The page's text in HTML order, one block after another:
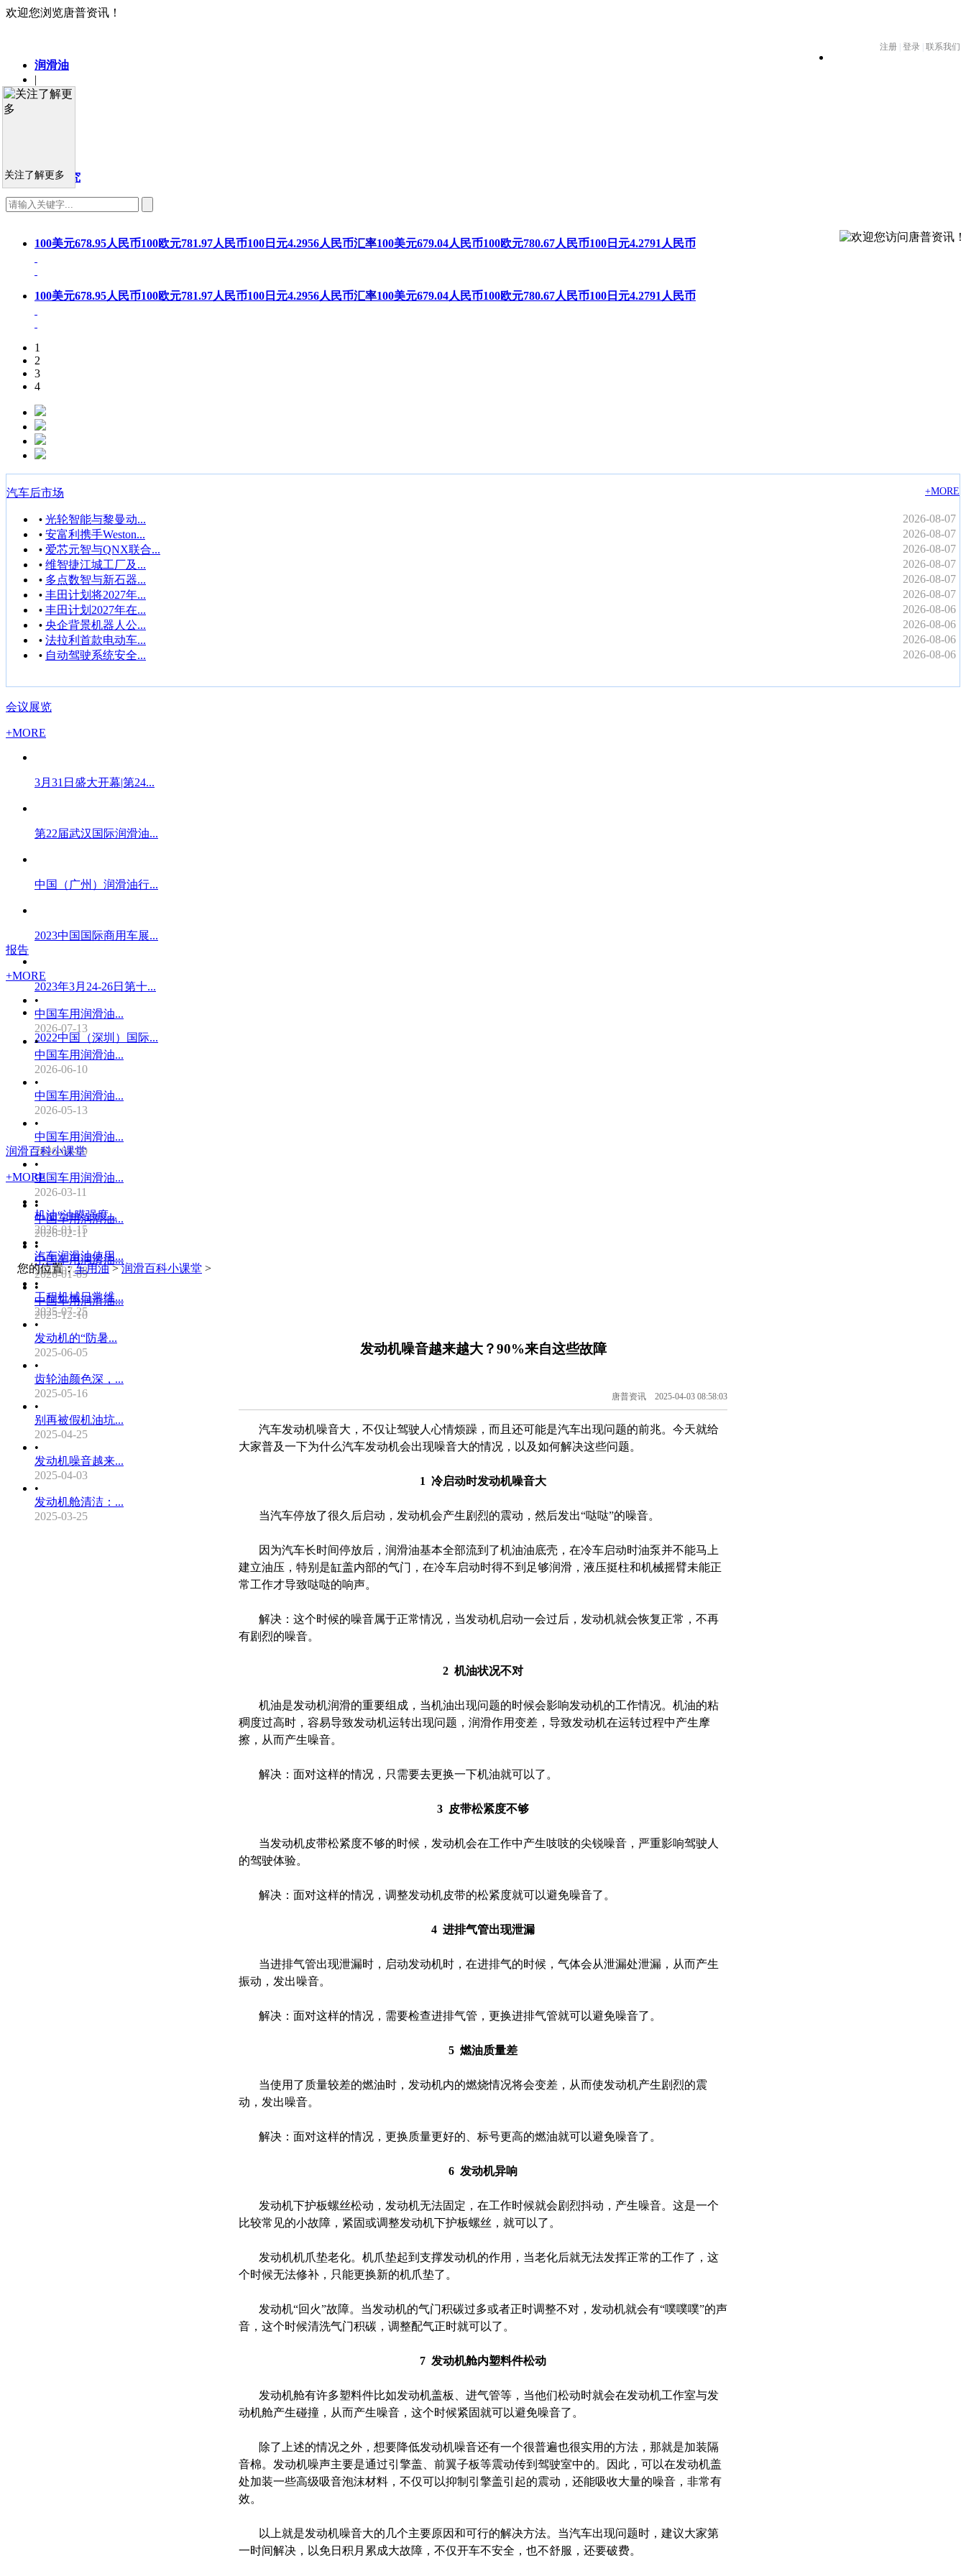
欢迎您浏览唐普资讯！
润滑油
|
基础油
市场研究
关注了解更多
100美元678.95人民币100欧元781.97人民币100日元4.2956人民币汇率100美元679.04人民币100欧元780.67人民币100日元4.2791人民币
100美元678.95人民币100欧元781.97人民币100日元4.2956人民币汇率100美元679.04人民币100欧元780.67人民币100日元4.2791人民币
1
2
3
4
汽车后市场 +MORE
• 光轮智能与黎曼动... 2026-08-07
• 安富利携手Weston... 2026-08-07
• 爱芯元智与QNX联合... 2026-08-07
• 维智捷江城工厂及... 2026-08-07
• 多点数智与新石器... 2026-08-07
• 丰田计划将2027年... 2026-08-07
• 丰田计划2027年在... 2026-08-06
• 央企背景机器人公... 2026-08-06
• 法拉利首款电动车... 2026-08-06
• 自动驾驶系统安全... 2026-08-06
会议展览
+MORE
3月31日盛大开幕|第24...
第22届武汉国际润滑油...
中国（广州）润滑油行...
2023中国国际商用车展...
2023年3月24-26日第十...
2022中国（深圳）国际...
报告
+MORE
•
中国车用润滑油...
2026-07-13
•
中国车用润滑油...
2026-06-10
•
中国车用润滑油...
2026-05-13
•
中国车用润滑油...
2026-04-09
•
中国车用润滑油...
2026-03-11
•
中国车用润滑油...
2026-02-11
•
中国车用润滑油...
2026-01-09
•
中国车用润滑油...
2025-12-10
润滑百科小课堂
+MORE
•
机油“油膜强度...
2026-01-15
•
汽车润滑油使用...
2025-07-28
•
工程机械日常维...
2025-07-25
•
发动机的“防暑...
2025-06-05
•
齿轮油颜色深，...
2025-05-16
•
别再被假机油坑...
2025-04-25
•
发动机噪音越来...
2025-04-03
•
发动机舱清洁：...
2025-03-25
您的位置：车用油>润滑百科小课堂 >
发动机噪音越来越大？90%来自这些故障
唐普资讯 2025-04-03 08:58:03
汽车发动机噪音大，不仅让驾驶人心情烦躁，而且还可能是汽车出现问题的前兆。今天就给
大家普及一下为什么汽车发动机会出现噪音大的情况，以及如何解决这些问题。
1 冷启动时发动机噪音大
当汽车停放了很久后启动，发动机会产生剧烈的震动，然后发出“哒哒”的噪音。
因为汽车长时间停放后，润滑油基本全部流到了机油油底壳，在冷车启动时油泵并不能马上
建立油压，特别是缸盖内部的气门，在冷车启动时得不到足够润滑，液压挺柱和机械摇臂未能正
常工作才导致哒哒的响声。
解决：这个时候的噪音属于正常情况，当发动机启动一会过后，发动机就会恢复正常，不再
有剧烈的噪音。
2 机油状况不对
机油是发动机润滑的重要组成，当机油出现问题的时候会影响发动机的工作情况。机油的粘
稠度过高时，容易导致发动机运转出现问题，润滑作用变差，导致发动机在运转过程中产生摩
擦，从而产生噪音。
解决：面对这样的情况，只需要去更换一下机油就可以了。
3 皮带松紧度不够
当发动机皮带松紧度不够的时候，发动机会在工作中产生吱吱的尖锐噪音，严重影响驾驶人
的驾驶体验。
解决：面对这样的情况，调整发动机皮带的松紧度就可以避免噪音了。
4 进排气管出现泄漏
当进排气管出现泄漏时，启动发动机时，在进排气的时候，气体会从泄漏处泄漏，从而产生
振动，发出噪音。
解决：面对这样的情况，需要检查进排气管，更换进排气管就可以避免噪音了。
5 燃油质量差
当使用了质量较差的燃油时，发动机内的燃烧情况将会变差，从而使发动机产生剧烈的震
动，发出噪音。
解决：面对这样的情况，更换质量更好的、标号更高的燃油就可以避免噪音了。
6 发动机异响
发动机下护板螺丝松动，发动机无法固定，在工作时候就会剧烈抖动，产生噪音。这是一个
比较常见的小故障，紧固或调整发动机下护板螺丝，就可以了。
发动机机爪垫老化。机爪垫起到支撑发动机的作用，当老化后就无法发挥正常的工作了，这
个时候无法修补，只能更换新的机爪垫了。
发动机“回火”故障。当发动机的气门积碳过多或者正时调整不对，发动机就会有“噗噗噗”的声
音，这个时候清洗气门积碳，调整配气正时就可以了。
7 发动机舱内塑料件松动
发动机舱有许多塑料件比如发动机盖板、进气管等，当他们松动时就会在发动机工作室与发
动机舱产生碰撞，从而产生噪音，这个时候紧固就可以避免噪音了。
除了上述的情况之外，想要降低发动机噪音还有一个很普遍也很实用的方法，那就是加装隔
音棉。发动机噪声主要是通过引擎盖、前翼子板等震动传到驾驶室中的。因此，可以在发动机盖
处加装一些高级吸音泡沫材料，不仅可以抑制引擎盖引起的震动，还能吸收大量的噪音，非常有
效。
以上就是发动机噪音大的几个主要原因和可行的解决方法。当汽车出现问题时，建议大家第
一时间解决，以免日积月累成大故障，不仅开车不安全，也不舒服，还要破费。